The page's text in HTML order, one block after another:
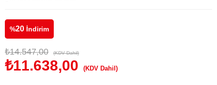
%20 İndirim
₺14.547,00 (KDV Dahil)
₺11.638,00 (KDV Dahil)